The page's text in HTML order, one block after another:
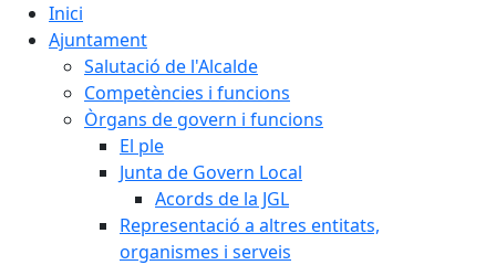
Inici
Ajuntament
Salutació de l'Alcalde
Competències i funcions
Òrgans de govern i funcions
El ple
Junta de Govern Local
Acords de la JGL
Representació a altres entitats,
organismes i serveis